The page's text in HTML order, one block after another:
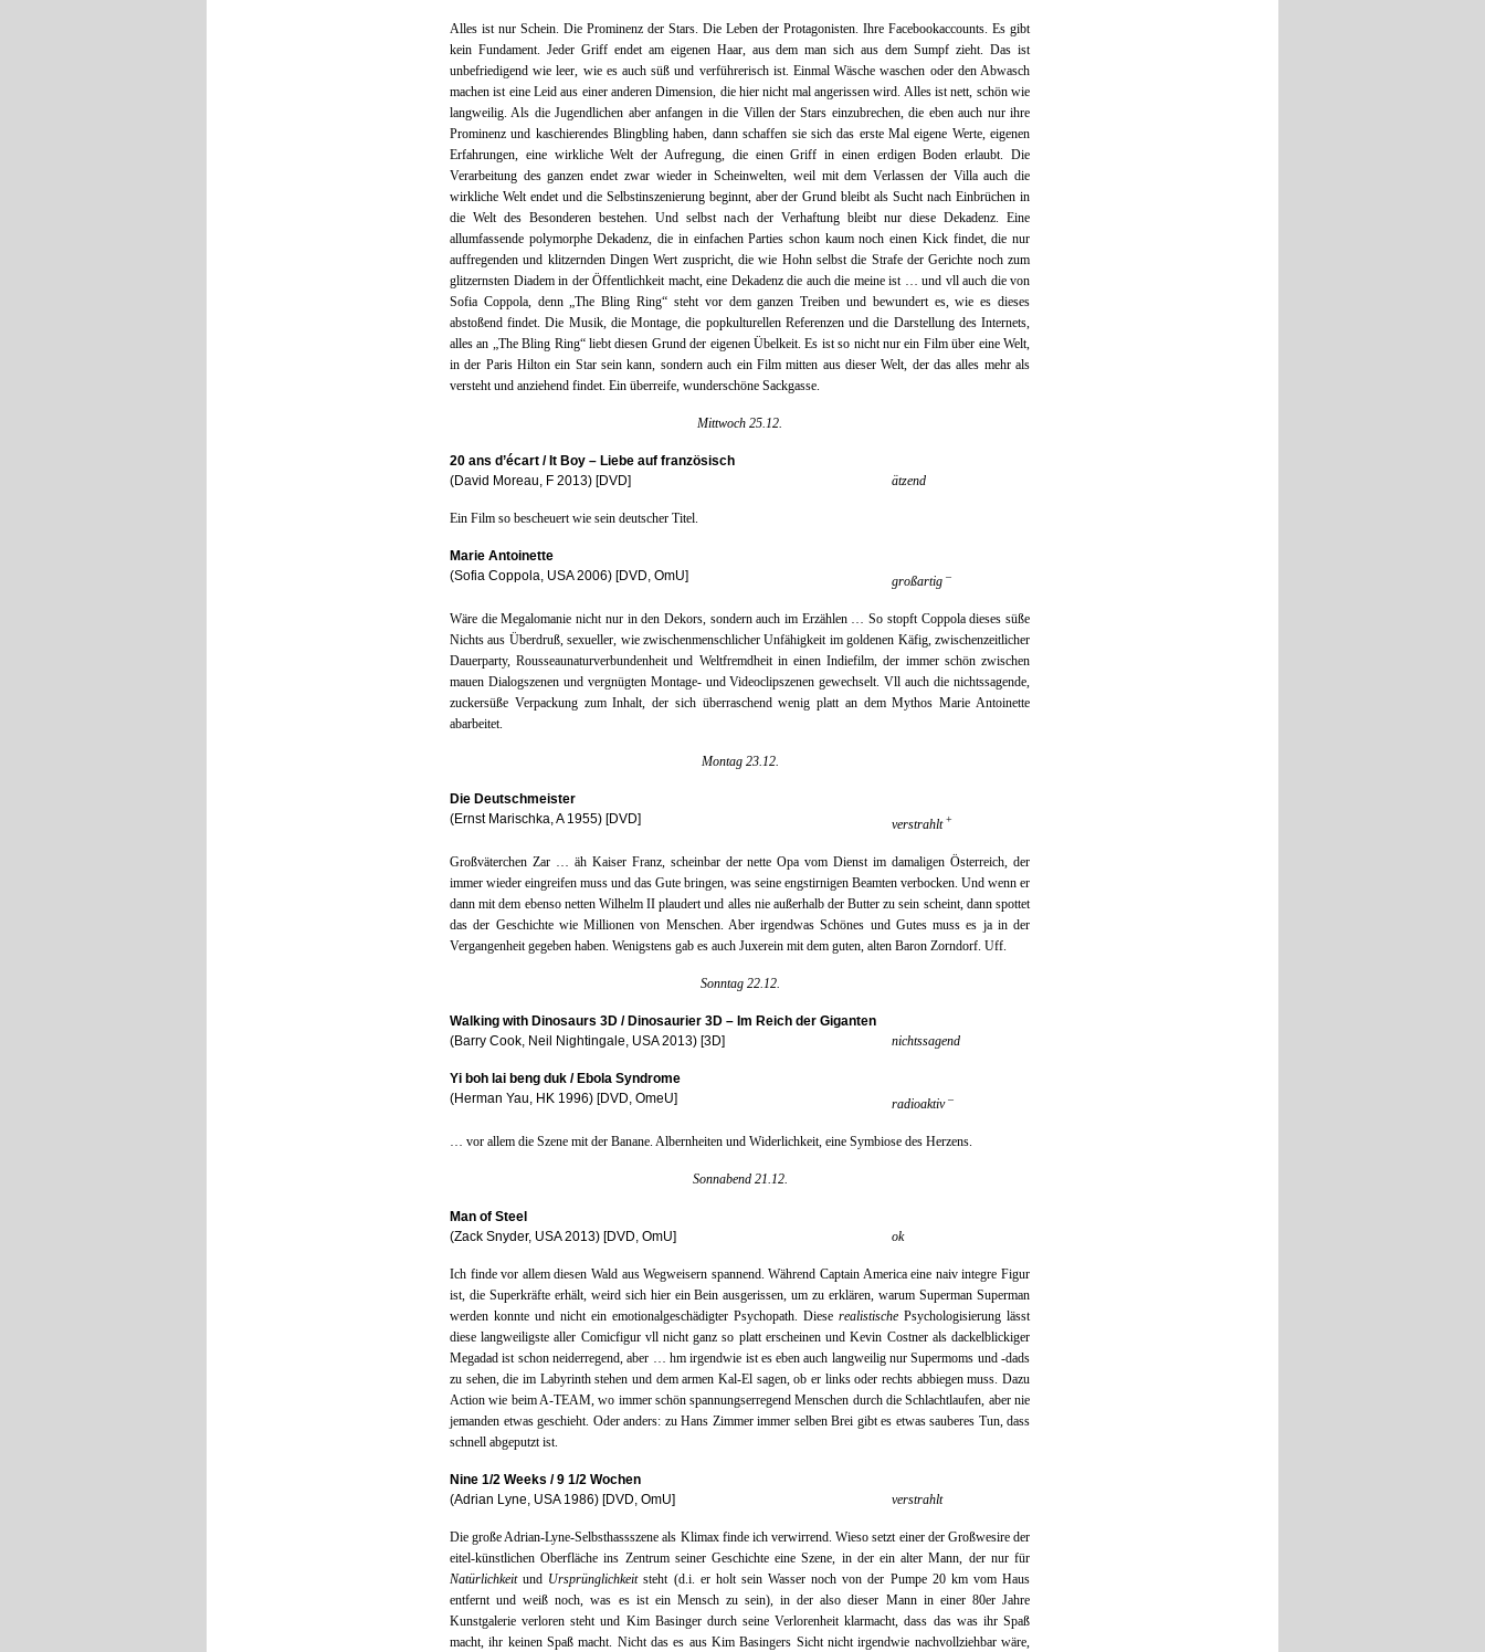
Alles ist nur Schein. Die Prominenz der Stars. Die Leben der Protagonisten. Ihre Facebookaccounts. Es gibt
kein Fundament. Jeder Griff endet am eigenen Haar, aus dem man sich aus dem Sumpf zieht. Das ist
unbefriedigend wie leer, wie es auch süß und verführerisch ist. Einmal Wäsche waschen oder den Abwasch
machen ist eine Leid aus einer anderen Dimension, die hier nicht mal angerissen wird. Alles ist nett, schön wie
langweilig. Als die Jugendlichen aber anfangen in die Villen der Stars einzubrechen, die eben auch nur ihre
Prominenz und kaschierendes Blingbling haben, dann schaffen sie sich das erste Mal eigene Werte, eigenen
Erfahrungen, eine wirkliche Welt der Aufregung, die einen Griff in einen erdigen Boden erlaubt. Die
Verarbeitung des ganzen endet zwar wieder in Scheinwelten, weil mit dem Verlassen der Villa auch die
wirkliche Welt endet und die Selbstinszenierung beginnt, aber der Grund bleibt als Sucht nach Einbrüchen in
die Welt des Besonderen bestehen. Und selbst nach der Verhaftung bleibt nur diese Dekadenz. Eine
allumfassende polymorphe Dekadenz, die in einfachen Parties schon kaum noch einen Kick findet, die nur
auffregenden und klitzernden Dingen Wert zuspricht, die wie Hohn selbst die Strafe der Gerichte noch zum
glitzernsten Diadem in der Öffentlichkeit macht, eine Dekadenz die auch die meine ist … und vll auch die von
Sofia Coppola, denn „The Bling Ring“ steht vor dem ganzen Treiben und bewundert es, wie es dieses
abstoßend findet. Die Musik, die Montage, die popkulturellen Referenzen und die Darstellung des Internets,
alles an „The Bling Ring“ liebt diesen Grund der eigenen Übelkeit. Es ist so nicht nur ein Film über eine Welt,
in der Paris Hilton ein Star sein kann, sondern auch ein Film mitten aus dieser Welt, der das alles mehr als
versteht und anziehend findet. Ein überreife, wunderschöne Sackgasse.
Mittwoch 25.12.
20 ans d’écart / It Boy – Liebe auf französisch
(David Moreau, F 2013) [DVD]
ätzend
Ein Film so bescheuert wie sein deutscher Titel.
Marie Antoinette
(Sofia Coppola, USA 2006) [DVD, OmU]
großartig –
Wäre die Megalomanie nicht nur in den Dekors, sondern auch im Erzählen … So stopft Coppola dieses süße
Nichts aus Überdruß, sexueller, wie zwischenmenschlicher Unfähigkeit im goldenen Käfig, zwischenzeitlicher
Dauerparty, Rousseaunaturverbundenheit und Weltfremdheit in einen Indiefilm, der immer schön zwischen
mauen Dialogszenen und vergnügten Montage- und Videoclipszenen gewechselt. Vll auch die nichtssagende,
zuckersüße Verpackung zum Inhalt, der sich überraschend wenig platt an dem Mythos Marie Antoinette
abarbeitet.
Montag 23.12.
Die Deutschmeister
(Ernst Marischka, A 1955) [DVD]
verstrahlt+
Großväterchen Zar … äh Kaiser Franz, scheinbar der nette Opa vom Dienst im damaligen Österreich, der
immer wieder eingreifen muss und das Gute bringen, was seine engstirnigen Beamten verbocken. Und wenn er
dann mit dem ebenso netten Wilhelm II plaudert und alles nie außerhalb der Butter zu sein scheint, dann spottet
das der Geschichte wie Millionen von Menschen. Aber irgendwas Schönes und Gutes muss es ja in der
Vergangenheit gegeben haben. Wenigstens gab es auch Juxerein mit dem guten, alten Baron Zorndorf. Uff.
Sonntag 22.12.
Walking with Dinosaurs 3D / Dinosaurier 3D – Im Reich der Giganten
(Barry Cook, Neil Nightingale, USA 2013) [3D]
nichtssagend
Yi boh lai beng duk / Ebola Syndrome
(Herman Yau, HK 1996) [DVD, OmeU]
radioaktiv–
… vor allem die Szene mit der Banane. Albernheiten und Widerlichkeit, eine Symbiose des Herzens.
Sonnabend 21.12.
Man of Steel
(Zack Snyder, USA 2013) [DVD, OmU]
ok
Ich finde vor allem diesen Wald aus Wegweisern spannend. Während Captain America eine naiv integre Figur
ist, die Superkräfte erhält, weird sich hier ein Bein ausgerissen, um zu erklären, warum Superman Superman
werden konnte und nicht ein emotionalgeschädigter Psychopath. Diese realistische Psychologisierung lässt
diese langweiligste aller Comicfigur vll nicht ganz so platt erscheinen und Kevin Costner als dackelblickiger
Megadad ist schon neiderregend, aber … hm irgendwie ist es eben auch langweilig nur Supermoms und -dads
zu sehen, die im Labyrinth stehen und dem armen Kal-El sagen, ob er links oder rechts abbiegen muss. Dazu
Action wie beim A-TEAM, wo immer schön spannungserregend Menschen durch die Schlachtlaufen, aber nie
jemanden etwas geschieht. Oder anders: zu Hans Zimmer immer selben Brei gibt es etwas sauberes Tun, dass
schnell abgeputzt ist.
Nine 1/2 Weeks / 9 1/2 Wochen
(Adrian Lyne, USA 1986) [DVD, OmU]
verstrahlt
Die große Adrian-Lyne-Selbsthassszene als Klimax finde ich verwirrend. Wieso setzt einer der Großwesire der
eitel-künstlichen Oberfläche ins Zentrum seiner Geschichte eine Szene, in der ein alter Mann, der nur für
Natürlichkeitund Ursprünglichkeitsteht (d.i. er holt sein Wasser noch von der Pumpe 20 km vom Haus
entfernt und weiß noch, was es ist ein Mensch zu sein), in der also dieser Mann in einer 80er Jahre
Kunstgalerie verloren steht und Kim Basinger durch seine Verlorenheit klarmacht, dass das was ihr Spaß
macht, ihr keinen Spaß macht. Nicht das es aus Kim Basingers Sicht nicht irgendwie nachvollziehbar wäre,